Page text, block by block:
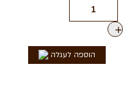
+
הוספה לעגלה